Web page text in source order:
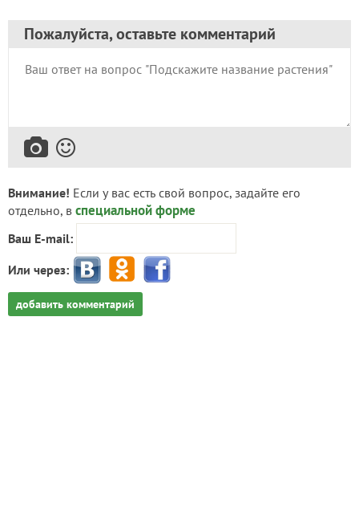
Пожалуйста, оставьте комментарий
Внимание! Если у вас есть свой вопрос, задайте его
отдельно, в специальной форме
Ваш E-mail:
Или через:
добавить комментарий